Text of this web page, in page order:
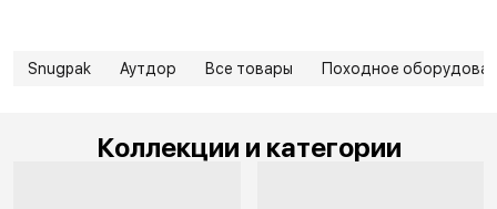
Snugpak Аутдор Все товары Походное
Коллекции и категории